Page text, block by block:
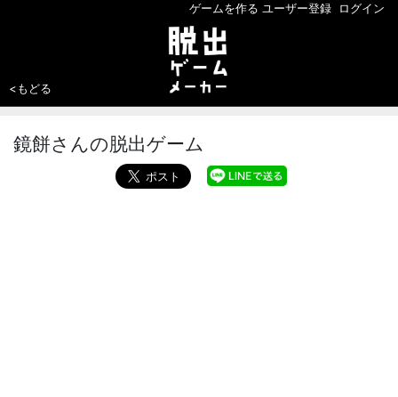
ゲームを作る ユーザー登録 ログイン
<もどる
鏡餅さんの脱出ゲーム